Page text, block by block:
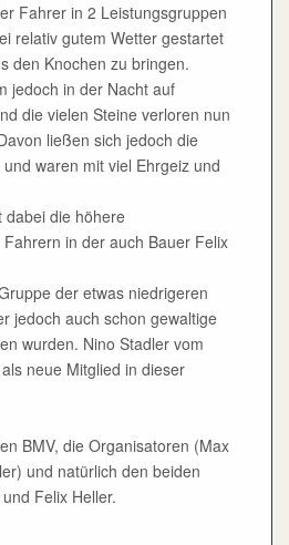
Fahrer in 2 Leistungsgruppen
relativ gutem Wetter gestartet
den Knochen zu bringen.
jedoch in der Nacht auf
die vielen Steine verloren nun
ließen sich jedoch die
waren mit viel Ehrgeiz und
dabei die höhere
in der auch Bauer Felix
der etwas niedrigeren
jedoch auch schon gewaltige
wurden. Nino Stadler vom
neue Mitglied in dieser
BMV, die Organisatoren (Max
und natürlich den beiden
Felix Heller.